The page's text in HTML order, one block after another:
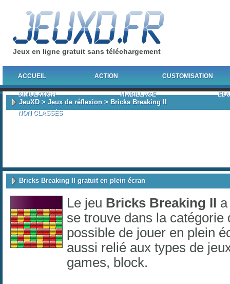
Jeux en ligne gratuit sans téléchargement
ACCUEIL ACTION CUSTOMISATION
SIMULATION HABILLAGE
NON CLASSÉS
JeuXD> Jeux de réflexion > Bricks Breaking II
Bricks Breaking II gratuit en plein écran
Le jeu Bricks Breaking II
se trouve dans la catégorie
possible de jouer en plein
aussi relié aux types de
games, block.